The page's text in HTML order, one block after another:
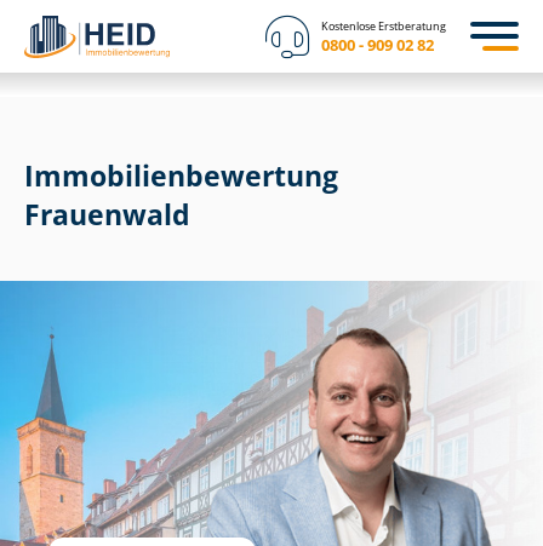
Kostenlose Erstberatung
0800 - 909 02 82
Immobilien­bewertung
Frauenwald